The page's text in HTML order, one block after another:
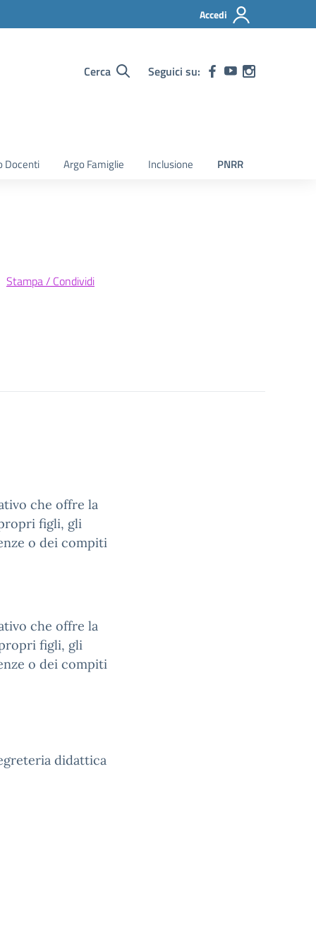
Accedi
Cerca Seguici su:
Docenti Argo Famiglie Inclusione PNRR
Stampa / Condividi
che offre la
figli, gli
o dei compiti
che offre la
figli, gli
o dei compiti
didattica